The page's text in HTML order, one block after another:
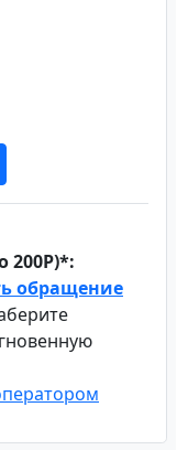
200Р)*:
обращение